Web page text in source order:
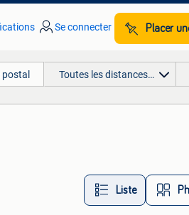
Se connecter Placer
Toutes les distances…
Liste